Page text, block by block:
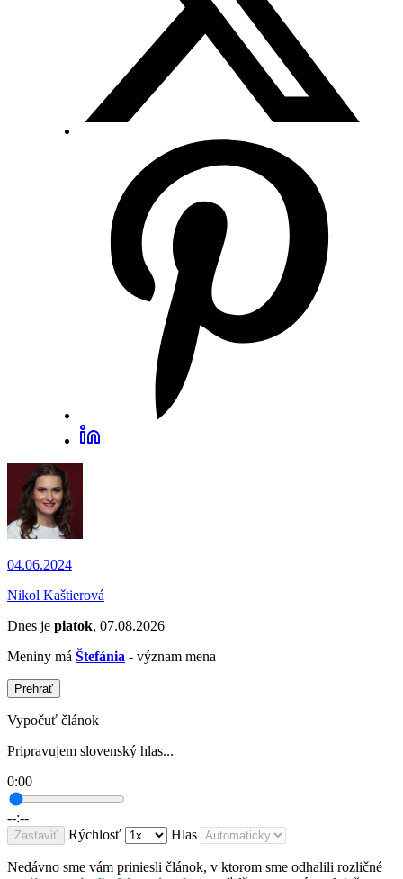
04.06.2024
Nikol Kaštierová
Dnes je piatok, 07.08.2026
Meniny má Štefánia - význam mena
Prehrať
Vypočuť článok
Pripravujem slovenský hlas...
0:00
--:--
Zastaviť Rýchlosť Hlas
Nedávno sme vám priniesli článok, v ktorom sme odhalili rozličné